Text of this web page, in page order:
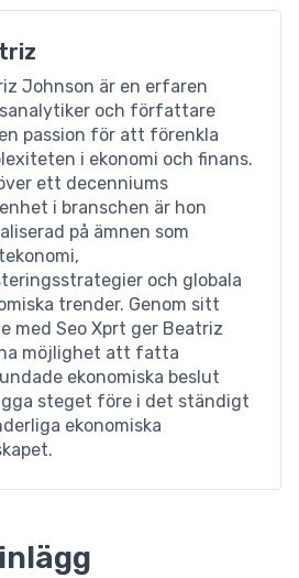
Johnson är en erfaren
och författare
passion för att förenkla
i ekonomi och finans.
ett decenniums
i branschen är hon
på ämnen som
och globala
trender. Genom sitt
med Seo Xprt ger Beatriz
möjlighet att fatta
ekonomiska beslut
steget före i det ständigt
ekonomiska